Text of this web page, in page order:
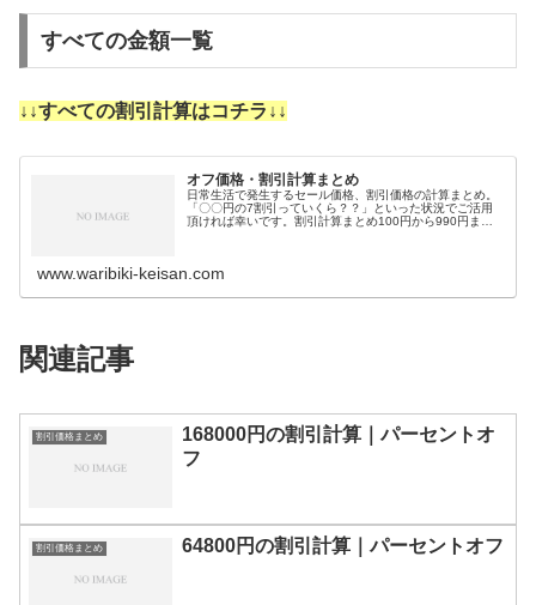
すべての金額一覧
↓↓すべての割引計算はコチラ↓↓
オフ価格・割引計算まとめ
日常生活で発生するセール価格、割引価格の計算まとめ。
「〇〇円の7割引っていくら？？」といった状況でご活用
頂ければ幸いです。割引計算まとめ100円から990円まで
www.waribiki-keisan.com
関連記事
割引価格まとめ
168000円の割引計算｜パーセントオ
フ
割引価格まとめ 64800円の割引計算｜パーセントオフ